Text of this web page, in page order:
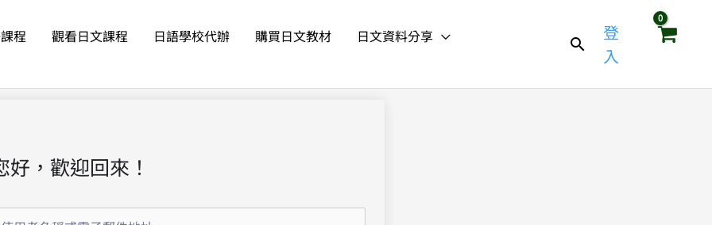
程 觀看日文課程 日語學校代辦 購買日文教材
日文資料分享
登
入
好，歡迎回來！